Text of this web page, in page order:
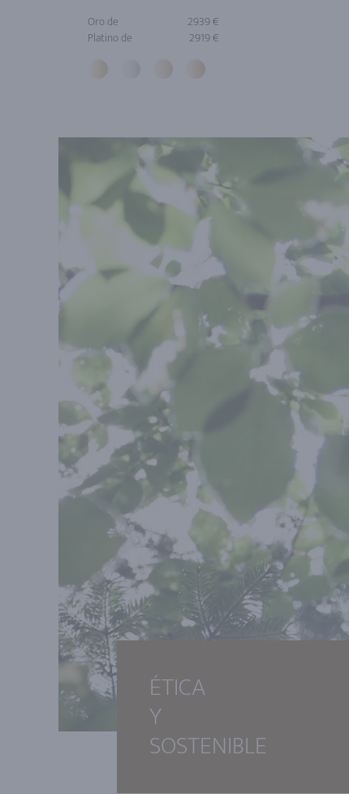
Oro de
2939 €
Platino de
2919 €
ÉTICA
Y
SOSTENIBLE